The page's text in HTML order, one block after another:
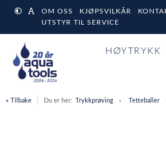
OM OSS KJØPSVILKÅR
UTSTYR TIL SERVICE
HØYTRYKK
« Tilbake Du er her: Trykkprøving Tetteballer